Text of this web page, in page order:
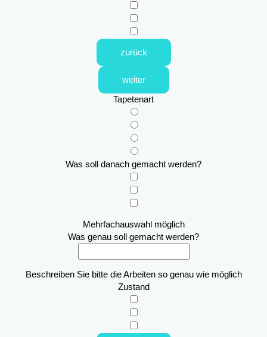
zurück
weiter
Tapetenart
Was soll danach gemacht werden?
Mehrfachauswahl möglich
Was genau soll gemacht werden?
Beschreiben Sie bitte die Arbeiten so genau wie möglich
Zustand